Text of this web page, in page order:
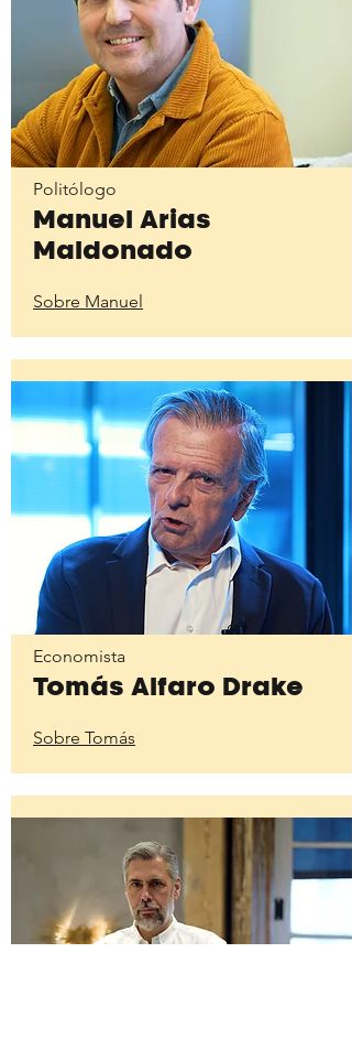
Politólogo
Manuel Arias
Maldonado
Sobre Manuel
Economista
Tomás Alfaro Drake
Sobre Tomás